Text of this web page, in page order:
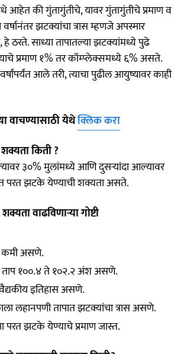
आहेत की गुंतागुंतीचे, यावर गुंतागुंतीचे प्रमाण व
झटक्यांचा त्रास म्हणजे अपस्मार
ठरते. साध्या तापातल्या झटक्यांमध्ये पुढे
प्रमाण १% तर कॉम्प्लेक्समध्ये ६% असते.
आले तरी, त्याचा पुढील आयुष्यावर काही
वाचण्यासाठी येथेक्लिक करा
किती ?
३०% मुलांमध्ये आणि दुसऱ्यांदा आल्यावर
परत झटके येण्याची शक्यता असते.
वाढविणाऱ्या गोष्टी
कमी असणे.
१००.४ ते १०२.२ अंश असणे.
इतिहास असणे.
लहानपणी तापात झटक्यांचा त्रास असणे.
परत झटके येण्याचे प्रमाण जास्त.